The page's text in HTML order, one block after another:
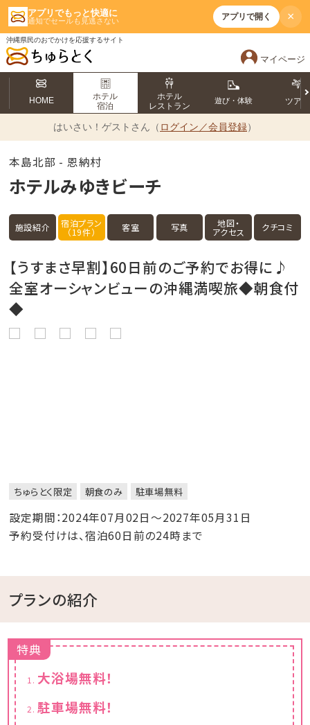
アプリでもっと快適に
通知でセールも見逃さない アプリで開く ×
沖縄県民のおでかけを応援するサイト
マイページ
HOME
ホテル
宿泊
ホテル
レストラン
遊び・体験 ツアー
はいさい！ ゲストさん（ ログイン／会員登録）
本島北部 - 恩納村
ホテルみゆきビーチ
施設紹介 宿泊プラン
（19件） 客室 写真 地図・
アクセス クチコミ
【うすまさ早割】60日前のご予約でお得に♪
全室オーシャンビューの沖縄満喫旅◆朝食付
◆
ちゅらとく限定 朝食のみ 駐車場無料
設定期間：2024年07月02日～2027年05月31日
予約受付けは、宿泊60日前の24時まで
プランの紹介
特典
大浴場無料！
駐車場無料！